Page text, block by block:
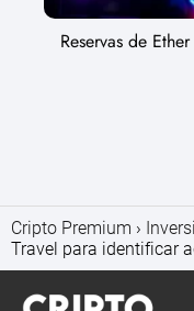
Reservas de
Cripto Premium
Travel para identificar